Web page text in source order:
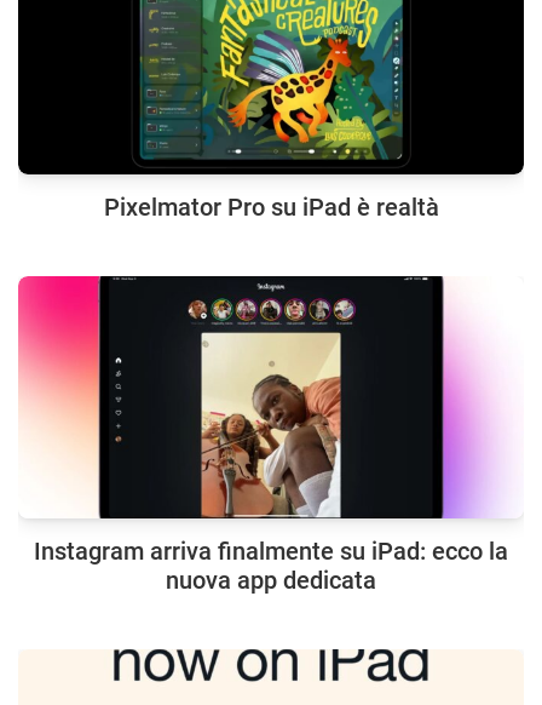
Pixelmator Pro su iPad è realtà
Instagram arriva finalmente su iPad: ecco la
nuova app dedicata